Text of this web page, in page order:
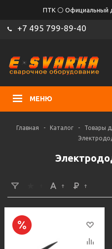
ПТК ⚪ Официальный
+7 495 799-89-40
МЕНЮ
Главная - Каталог - Товары